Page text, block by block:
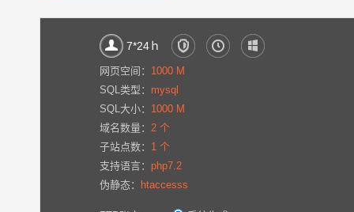
7*24ｈ
网页空间： 1000 M
SQL类型： mysql
SQL大小： 1000 M
域名数量： 2 个
子站点数： 1 个
支持语言： php7.2
伪静态：
htaccesss